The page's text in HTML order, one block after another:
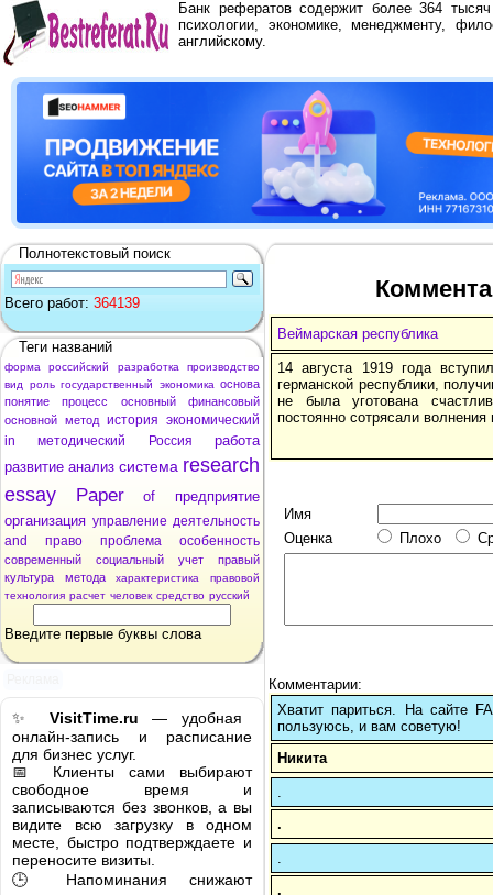
Банк рефератов содержит более 364
психологии, экономике, менеджменту,
английскому.
Полнотекстовый поиск
Всего работ: 364139
Теги названий
форма российский разработка
производство
вид
роль государственный экономика основа
понятие
процесс основный
финансовый
основной метод история экономический
in
методический Россия
работа
развитие анализ система research
essay
Paper of
предприятие
организация управление деятельность
and
право проблема особенность
современный социальный учет
правый
культура
метода характеристика
правовой
технология расчет человек средство русский
Введите первые буквы слова
✨ VisitTime.ru — удобная
онлайн-запись и расписание
для бизнес услуг.
📅 Клиенты сами выбирают
свободное время и
записываются без звонков, а вы
видите всю загрузку в одном
месте, быстро подтверждаете и
переносите визиты.
🕒 Напоминания снижают
Веймарская республика
14 августа 1919 года
германской республики,
не была уготована
постоянно сотрясали
Имя
Оценка
Плохо
Комментарии:
Хватит париться. На сайте
пользуюсь, и вам советую!
Никита
.
.